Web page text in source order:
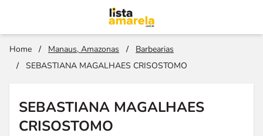
Home / Manaus, Amazonas /
Barbearias
/
SEBASTIANA MAGALHAES CRISOSTOMO
SEBASTIANA MAGALHAES
CRISOSTOMO